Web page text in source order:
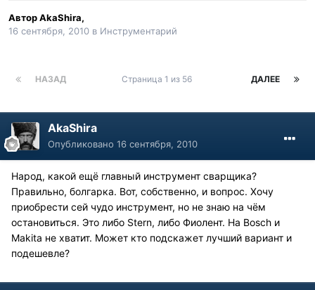
АвторAkaShira,
16 сентября, 2010 в Инструментарий
НАЗАД ДАЛЕЕ
Страница 1 из 56
AkaShira
Опубликовано 16 сентября, 2010
Народ, какой ещё главный инструмент сварщика?
Правильно, болгарка. Вот, собственно, и вопрос. Хочу
приобрести сей чудо инструмент, но не знаю на чём
остановиться. Это либо Stern, либо Фиолент. На Bosch и
Makita не хватит. Может кто подскажет лучший вариант и
подешевле?